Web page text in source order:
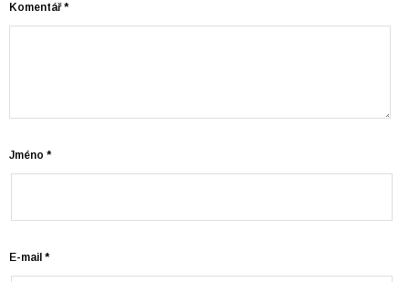
Komentář*
Jméno *
E-mail *